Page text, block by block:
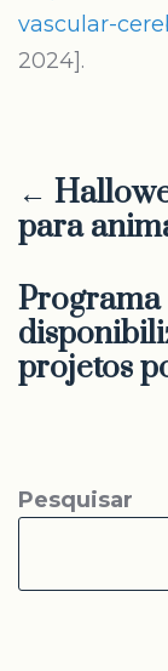
vascular-
2024].
←
para
projetos
Pesquisar